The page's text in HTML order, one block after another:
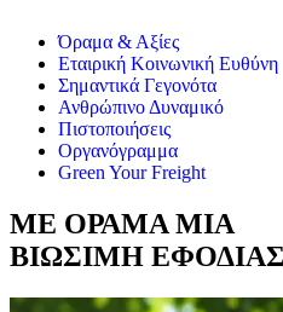
Όραμα & Αξίες
Εταιρική Κοινωνική Ευθύνη
Σημαντικά Γεγονότα
Ανθρώπινο Δυναμικό
Πιστοποιήσεις
Οργανόγραμμα
Green Your Freight
ΜΕ ΟΡΑΜΑ ΜΙΑ
ΒΙΩΣΙΜΗ